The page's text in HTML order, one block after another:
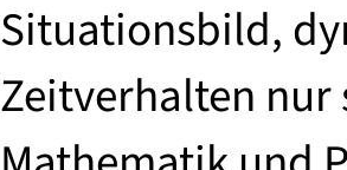
Situationsbild,
Zeitverhalten nur